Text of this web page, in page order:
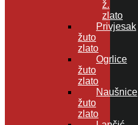
ž.
zlato
Privjesak
žuto
zlato
Ogrlice
žuto
zlato
Naušnice
žuto
zlato